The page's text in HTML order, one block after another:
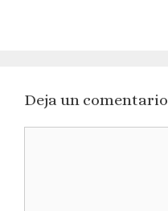
Deja un comentario